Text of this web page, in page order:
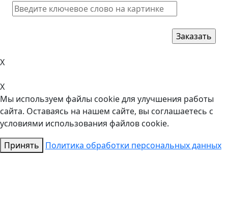
X
X
Мы используем файлы cookie для улучшения работы
сайта. Оставаясь на нашем сайте, вы соглашаетесь с
условиями использования файлов cookie.
Принять
Политика обработки персональных данных